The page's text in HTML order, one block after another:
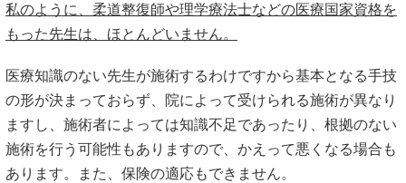
私のように、柔道整復師や理学療法士などの医療国家資格を
もった先生は、ほとんどいません。
医療知識のない先生が施術するわけですから基本となる手技
の形が決まっておらず、院によって受けられる施術が異なり
ますし、施術者によっては知識不足であったり、根拠のない
施術を行う可能性もありますので、かえって悪くなる場合も
あります。また、保険の適応もできません。